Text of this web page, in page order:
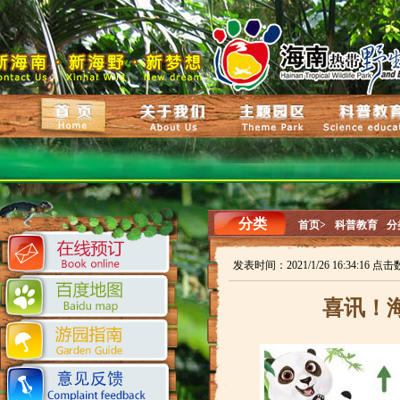
分类 首页> 科普教育 分
发表时间：2021/1/26 16:34:16 点击
喜讯！